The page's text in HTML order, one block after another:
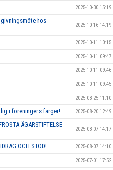
2025-10-30 15:19
hos
2025-10-16 14:19
2025-10-11 10:15
2025-10-11 09:47
2025-10-11 09:46
2025-10-11 09:45
2025-08-25 11:10
i föreningens färger! 2025-08-20 12:49
ÄGARSTIFTELSE
2025-08-07 14:17
OCH STÖD! 2025-08-07 14:10
2025-07-01 17:52